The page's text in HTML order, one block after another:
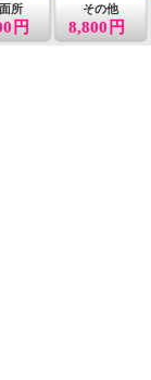
所
円
その他
8,800円